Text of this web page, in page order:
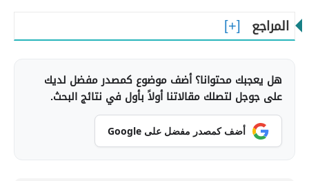
المراجع
هل يعجبك محتوانا؟ أضف موضوع كمصدر مفضل لديك
على جوجل لتصلك مقالاتنا أولاً بأول في نتائج البحث.
أضف كمصدر مفضل على Google